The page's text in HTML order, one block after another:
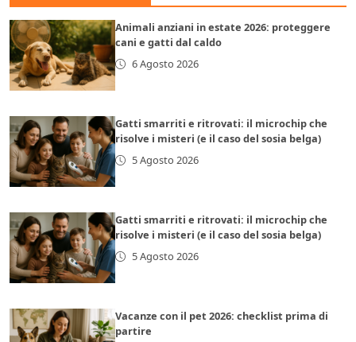
Animali anziani in estate 2026: proteggere
cani e gatti dal caldo
6 Agosto 2026
Gatti smarriti e ritrovati: il microchip che
risolve i misteri (e il caso del sosia belga)
5 Agosto 2026
Gatti smarriti e ritrovati: il microchip che
risolve i misteri (e il caso del sosia belga)
5 Agosto 2026
Vacanze con il pet 2026: checklist prima di
partire